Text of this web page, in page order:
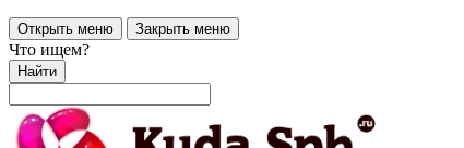
Открыть меню Закрыть меню
Что ищем?
Найти